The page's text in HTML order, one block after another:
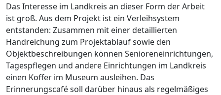
Das Interesse im Landkreis an dieser Form der Arbeit
ist groß. Aus dem Projekt ist ein Verleihsystem
entstanden: Zusammen mit einer detaillierten
Handreichung zum Projektablauf sowie den
Objektbeschreibungen können Senioreneinrichtungen,
Tagespflegen und andere Einrichtungen im Landkreis
einen Koffer im Museum ausleihen. Das
Erinnerungscafé soll darüber hinaus als regelmäßiges